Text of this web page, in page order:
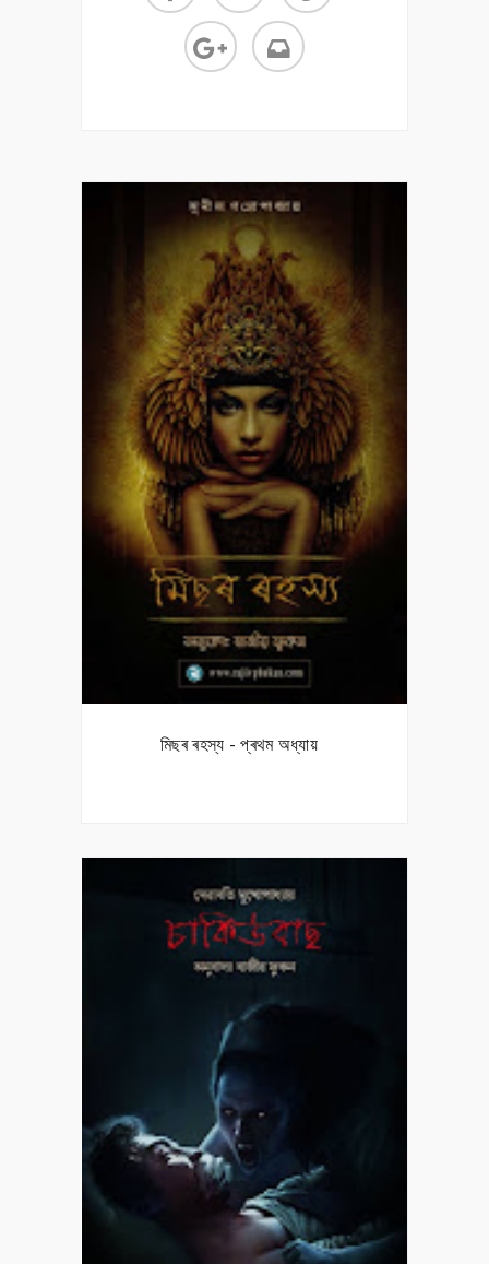
মিছৰ ৰহস্য - প্ৰথম অধ্যায়